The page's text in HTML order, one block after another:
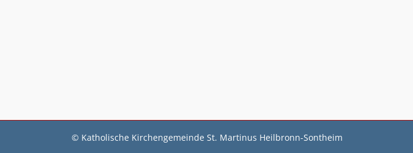
© Katholische Kirchengemeinde St. Martinus Heilbronn-Sontheim